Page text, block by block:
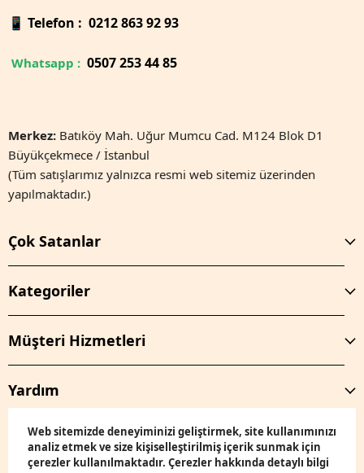
Web sitemizde deneyiminizi geliştirmek, site kullanımınızı
analiz etmek ve size kişiselleştirilmiş içerik sunmak için
çerezler kullanılmaktadır. Çerezler hakkında detaylı bilgi
📱 Telefon : 0212 863 92 93
Whatsapp : 0507 253 44 85
Merkez: Batıköy Mah. Uğur Mumcu Cad. M124 Blok D1
Büyükçekmece / İstanbul
(Tüm satışlarımız yalnızca resmi web sitemiz üzerinden
yapılmaktadır.)
Çok Satanlar
Kategoriler
Müşteri Hizmetleri
Yardım